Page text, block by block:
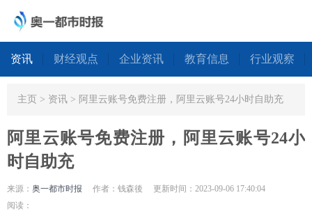
资讯 财经观点 企业资讯 教育信息 行业观察
主页 > 资讯 > 阿里云账号免费注册，阿里云账号24小时自助充
阿里云账号免费注册，阿里云账号24小
时自助充
来源： 奥一都市时报 作者：钱森後
更新时间：2023-09-06 17:40:04
阅读：